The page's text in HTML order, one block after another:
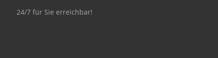
24/7 für Sie erreichbar!